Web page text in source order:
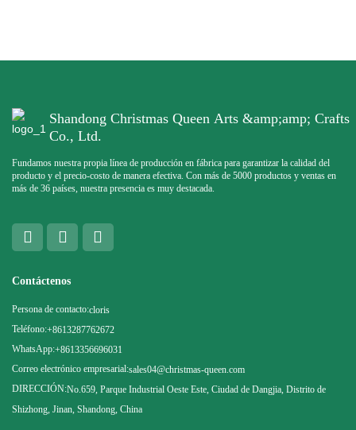
Shandong Christmas Queen Arts &amp;amp; Crafts
Co., Ltd.
Fundamos nuestra propia línea de producción en fábrica para garantizar la calidad del
producto y el precio-costo de manera efectiva. Con más de 5000 productos y ventas en
más de 36 países, nuestra presencia es muy destacada.
Contáctenos
Persona de contacto:cloris
Teléfono:+8613287762672
WhatsApp:+8613356696031
Correo electrónico empresarial:sales04@christmas-queen.com
DIRECCIÓN:No.659, Parque Industrial Oeste Este, Ciudad de Dangjia, Distrito de
Shizhong, Jinan, Shandong, China